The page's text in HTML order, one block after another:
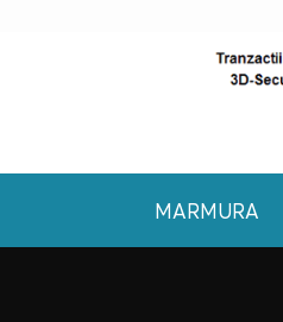
MARMURA